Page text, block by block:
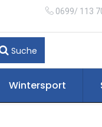
0699/ 113
Suche
Wintersport